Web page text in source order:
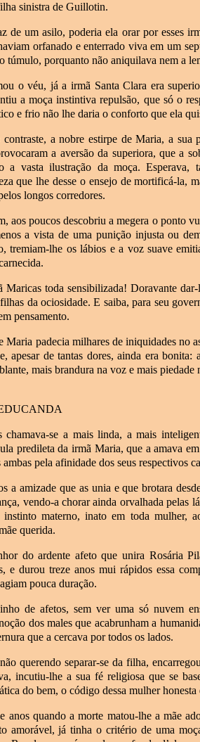
sinistra de Guillotin.
de um asilo, poderia ela orar por esses
orfanado e enterrado viva em um
túmulo, porquanto não aniquilava nem a
o véu, já a irmã Santa Clara era
a moça instintiva repulsão, que só o
e frio não lhe daria o conforto que ela
a nobre estirpe de Maria, a sua
a aversão da superiora, que a
a vasta ilustração da moça.
que lhe desse o ensejo de mortificá-la,
longos corredores.
aos poucos descobriu a megera o ponto
a vista de uma punição injusta ou
tremiam-lhe os lábios e a voz suave
toda sensibilizada! Doravante dar-
da ociosidade. E saiba, para seu
pensamento.
Maria padecia milhares de iniquidades no
apesar de tantas dores, ainda era bonita:
mais brandura na voz e mais piedade
chamava-se a mais linda, a mais
predileta da irmã Maria, que a amava
pela afinidade dos seus respectivos
a amizade que as unia e que brotara
vendo-a chorar ainda orvalhada pelas
materno, inato em toda mulher,
querida.
do ardente afeto que unira Rosária
e durou treze anos mui rápidos essa
pouca duração.
de afetos, sem ver uma só nuvem
dos males que acabrunham a
que a cercava por todos os lados.
querendo separar-se da filha,
incutiu-lhe a sua fé religiosa que se
do bem, o código dessa mulher honesta
anos quando a morte matou-lhe a mãe
amorável, já tinha o critério de uma